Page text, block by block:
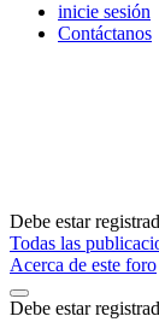
inicie sesión
Contáctanos
Debe estar
Todas las
Acerca de este foro
Debe estar